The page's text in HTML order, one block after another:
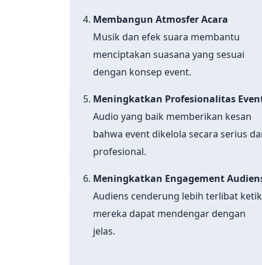
Membangun Atmosfer Acara
Musik dan efek suara membantu
menciptakan suasana yang sesuai
dengan konsep event.
Meningkatkan Profesionalitas
Audio yang baik memberikan kesan
bahwa event dikelola secara serius
profesional.
Meningkatkan Engagement
Audiens cenderung lebih terlibat
mereka dapat mendengar dengan
jelas.